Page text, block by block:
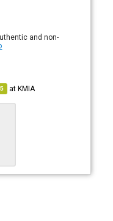
and non-
atKMIA